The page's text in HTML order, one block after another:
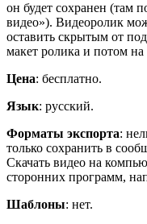
он будет сохранен (там
видео»). Видеоролик
оставить скрытым от
макет ролика и потом на
Цена: бесплатно.
Язык: русский.
Форматы экспорта:
только сохранить в
Скачать видео на
сторонних программ,
Шаблоны: нет.